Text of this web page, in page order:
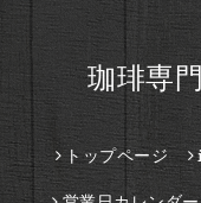
珈琲専
トップページ